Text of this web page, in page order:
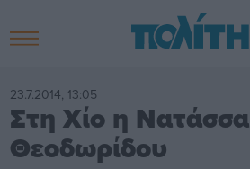
23.7.2014, 13:05
Στη Χίο η Νατάσσα
Θεοδωρίδου